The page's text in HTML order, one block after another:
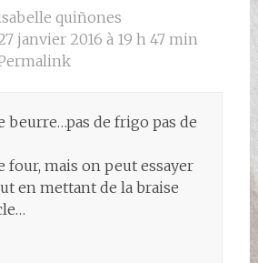
quiñones
janvier 2016 à 19 h 47 min
beurre…pas de frigo pas de
four, mais on peut essayer
en mettant de la braise